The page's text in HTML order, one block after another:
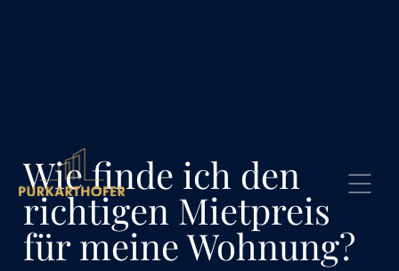
Wie finde ich den
richtigen Mietpreis
für meine Wohnung?